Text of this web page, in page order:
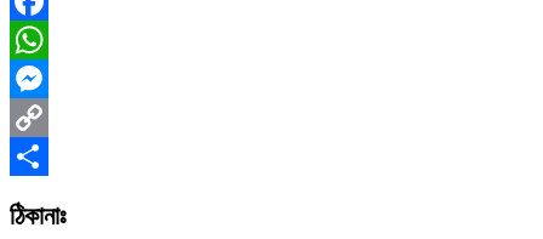
Facebook
WhatsApp
Messenger
Copy
Link
Share
ঠিকানাঃ